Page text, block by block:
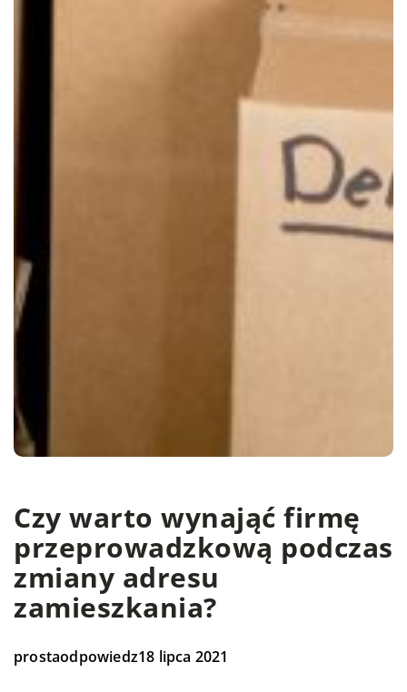
Czy warto wynająć firmę
przeprowadzkową podczas
zmiany adresu
zamieszkania?
prostaodpowiedz18 lipca 2021